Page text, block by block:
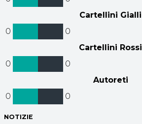
Cartellini Gialli
0
0
Cartellini Rossi
0
0
Autoreti
0
0
NOTIZIE